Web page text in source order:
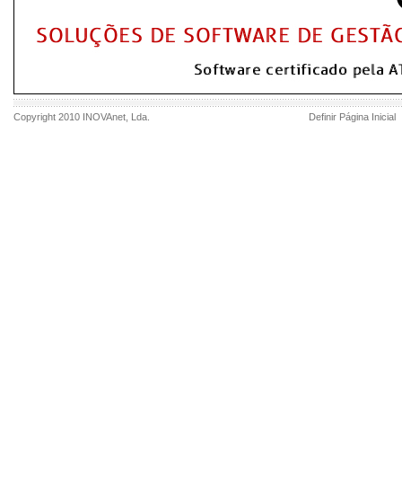
Copyright 2010 INOVAnet , Lda. Definir Página Inicial